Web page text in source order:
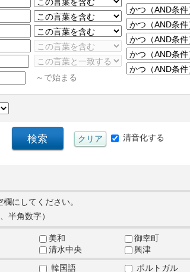
～で始まる
清音化する
にしてください。
半角数字）
美和 御幸町
清水中央 興津
韓国語 ポルトガル